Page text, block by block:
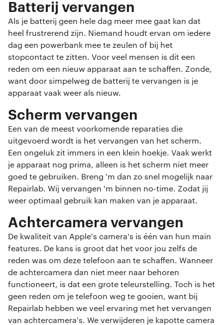
Batterij vervangen
Als je batterij geen hele dag meer mee gaat kan dat
heel frustrerend zijn. Niemand houdt ervan om iedere
dag een powerbank mee te zeulen of bij het
stopcontact te zitten. Voor veel mensen is dit een
reden om een nieuw apparaat aan te schaffen. Zonde,
want door simpelweg de batterij te vervangen is je
apparaat vaak weer als nieuw.
Scherm vervangen
Een van de meest voorkomende reparaties die
uitgevoerd wordt is het vervangen van het scherm.
Een ongeluk zit immers in een klein hoekje. Vaak werkt
je apparaat nog prima, alleen is het scherm niet meer
goed te gebruiken. Breng 'm dan zo snel mogelijk naar
Repairlab. Wij vervangen 'm binnen no-time. Zodat jij
weer optimaal gebruik kan maken van je apparaat.
Achtercamera vervangen
De kwaliteit van Apple's camera's is één van hun main
features. De kans is groot dat het voor jou zelfs de
reden was om deze telefoon aan te schaffen. Wanneer
de achtercamera dan niet meer naar behoren
functioneert, is dat een grote teleurstelling. Toch is het
geen reden om je telefoon weg te gooien, want bij
Repairlab hebben we veel ervaring met het vervangen
van achtercamera's. We verwijderen je kapotte camera